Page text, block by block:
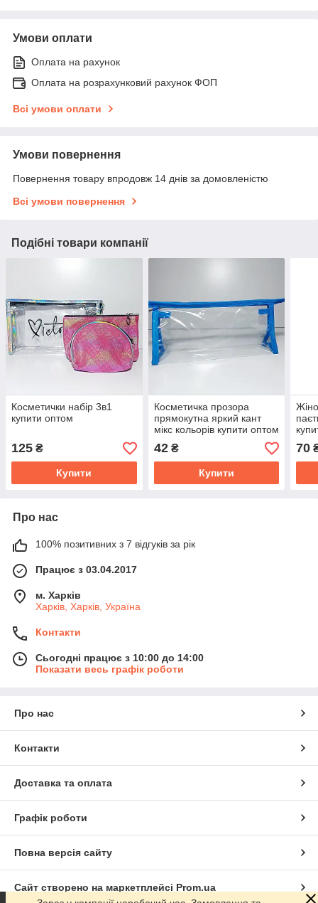
Умови оплати
Оплата на рахунок
Оплата на розрахунковий рахунок ФОП
Всі умови оплати
Умови повернення
Повернення товару впродовж 14 днів за домовленістю
Всі умови повернення
Подібні товари компанії
Косметички набір 3в1
купити оптом
125 ₴
Купити
Косметичка прозора
прямокутна яркий кант
мікс кольорів купити оптом
42₴
Купити
70
Про нас
100% позитивних з 7 відгуків за рік
Працює з 03.04.2017
м. Харків
Харків, Харків, Україна
Контакти
Сьогодні працює з 10:00 до 14:00
Показати весь графік роботи
Про нас
Контакти
Доставка та оплата
Графік роботи
Повна версія сайту
Сайт створено на маркетплейсі Prom.ua